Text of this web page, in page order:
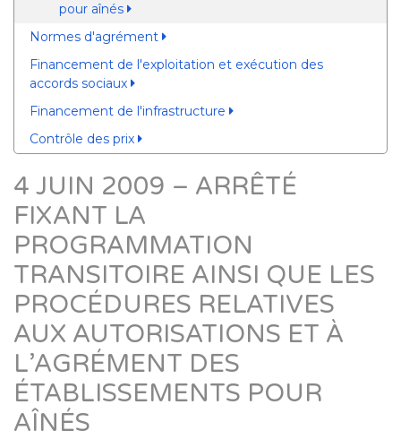
pour aînés
Normes d'agrément
Financement de l'exploitation et exécution des
accords sociaux
Financement de l'infrastructure
Contrôle des prix
4 JUIN 2009 – ARRÊTÉ
FIXANT LA
PROGRAMMATION
TRANSITOIRE AINSI QUE LES
PROCÉDURES RELATIVES
AUX AUTORISATIONS ET À
L’AGRÉMENT DES
ÉTABLISSEMENTS POUR
AÎNÉS